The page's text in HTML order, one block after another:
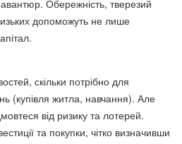
Обережність, тверезий
допоможуть не лише
скільки потрібно для
(купівля житла, навчання). Але
від ризику та лотерей.
та покупки, чітко визначивши